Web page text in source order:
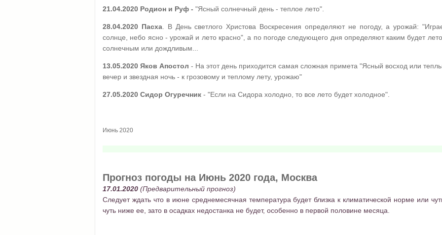
21.04.2020 Родион и Руф - "Ясный солнечный день - теплое лето".
28.04.2020 Пасха. В День светлого Христова Воскресения определяют не погоду, а урожай:
солнце, небо ясно - урожай и лето красно", а по погоде следующего дня определяют каким будет
солнечным или дождливым...
13.05.2020 Яков Апостол - На этот день приходится самая сложная примета "Ясный восход или
вечер и звездная ночь - к грозовому и теплому лету, урожаю"
27.05.2020 Сидор Огуречник - "Если на Сидора холодно, то все лето будет холодное".
Июнь 2020
Прогноз погоды на Июнь 2020 года, Москва
17.01.2020 (Предварительный прогноз)
Следует ждать что в июне среднемесячная температура будет близка к климатической норме или
чуть ниже ее, зато в осадках недостанка не будет, особенно в первой половине месяца.